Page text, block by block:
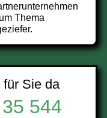
Thema
Sie da
544